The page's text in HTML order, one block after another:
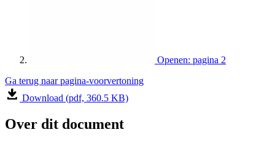
Openen: pagina 2
Ga terug naar pagina-voorvertoning
Download (pdf, 360.5 KB)
Over dit document